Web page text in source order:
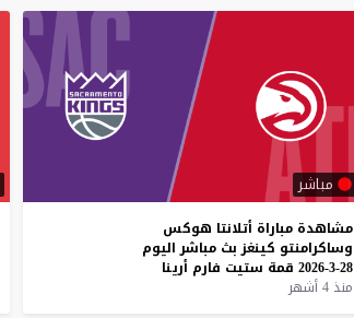
مباشر
مشاهدة مباراة أتلانتا هوكس
وساكرامنتو كينغز بث مباشر اليوم
28-3-2026
قمة ستيت فارم أرينا
منذ 4 أشهر